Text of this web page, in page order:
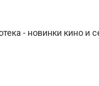
- новинки кино и